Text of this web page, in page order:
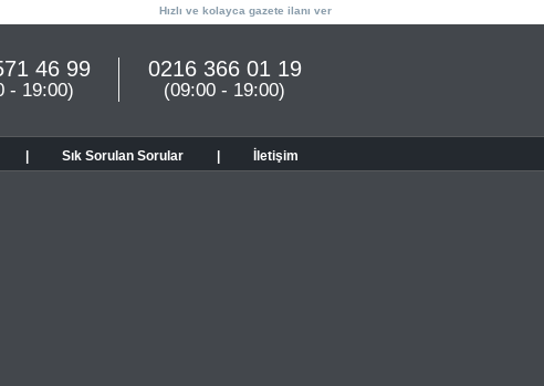
Hızlı ve kolayca gazete ilanı ver
0216 366 01 19
(09:00 - 19:00)
46 99
- 19:00)
Sık Sorulan Sorular İletişim